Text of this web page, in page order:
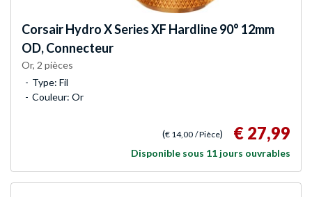
CorsairHydro X Series XF Hardline 90° 12mm
OD, Connecteur
Or, 2 pièces
Type: Fil
Couleur: Or
(€ 14,00 / Pièce) € 27,99
Disponible sous 11 jours ouvrables